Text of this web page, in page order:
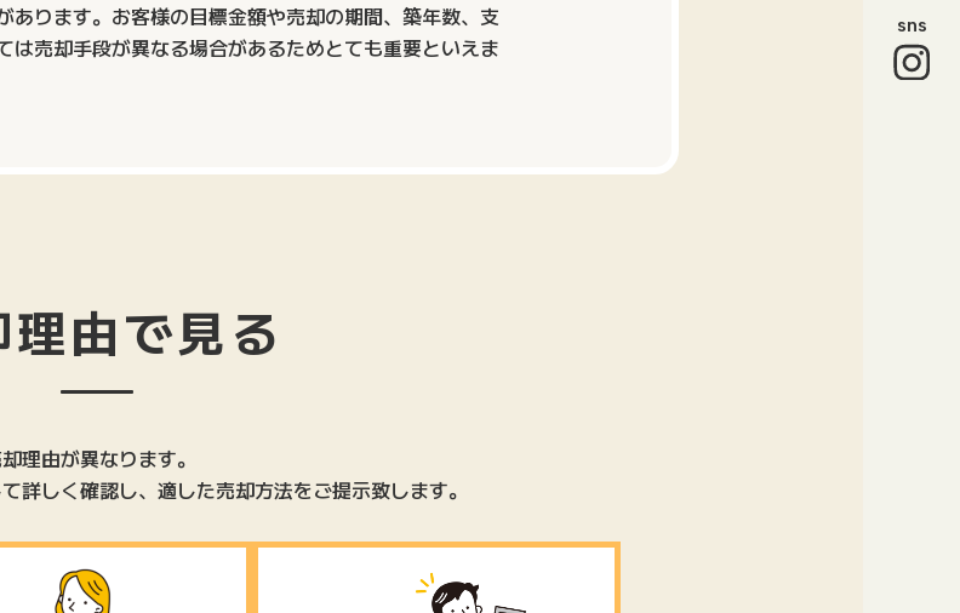
sns
あります。お客様の目標金額や売却の期間、築年数、支
は売却手段が異なる場合があるためとても重要といえま
理由で見る
理由が異なります。
詳しく確認し、適した売却方法をご提示致します。